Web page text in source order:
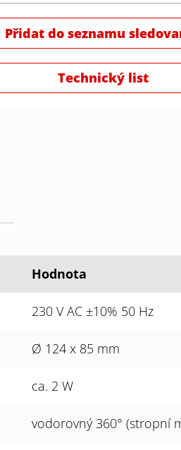
Přidat do seznamu
Technický list
Hodnota
230 V AC ±10% 50 Hz
Ø 124 x 85 mm
ca. 2 W
vodorovný 360° (stropní